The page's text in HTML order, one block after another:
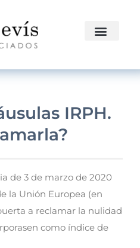
IRPH.
de 3 de marzo de 2020
la Unión Europea (en
a reclamar la nulidad
como índice de